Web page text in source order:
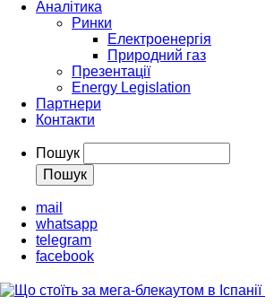
Аналітика
Ринки
Електроенергія
Природний газ
Презентації
Energy Legislation
Партнери
Контакти
Пошук
mail
whatsapp
telegram
facebook